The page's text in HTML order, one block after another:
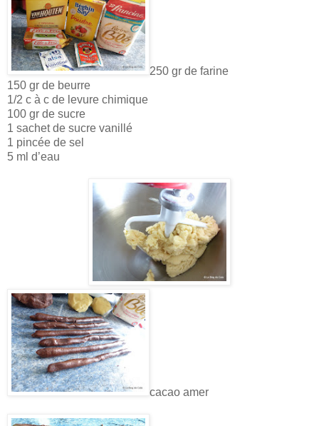
250 gr de farine
150 gr de beurre
1/2 c à c de levure chimique
100 gr de sucre
1 sachet de sucre vanillé
1 pincée de sel
5 ml d’eau
cacao amer